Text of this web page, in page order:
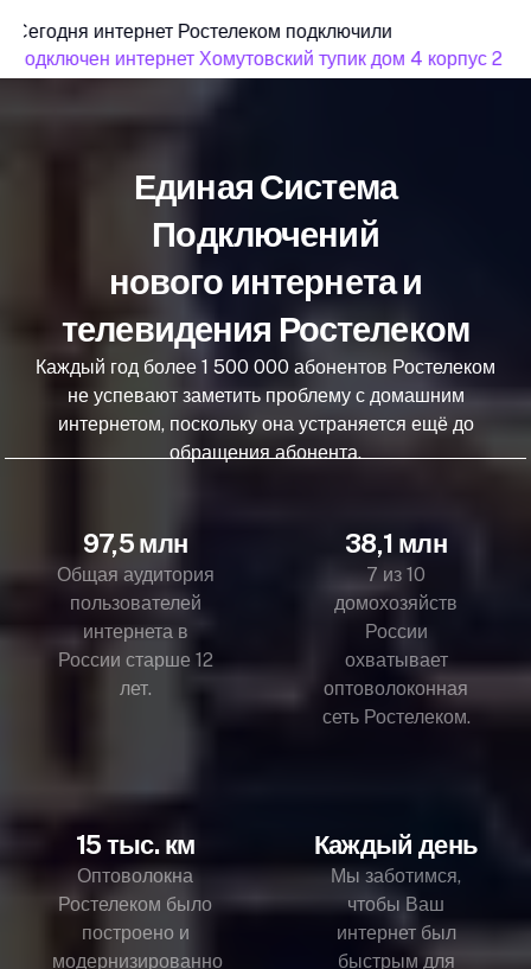
Сегодня интернет Ростелеком подключили
подключен интернет Хомутовский тупик дом 4 корпус 2
Единая Система
Подключений
нового интернета и
телевидения Ростелеком
Каждый год более 1 500 000 абонентов Ростелеком
не успевают заметить проблему с домашним
интернетом, поскольку она устраняется ещё до
обращения абонента.
97,5 млн
Общая аудитория
пользователей
интернета в
России старше 12
лет.
38,1 млн
7 из 10
домохозяйств
России
охватывает
оптоволоконная
сеть Ростелеком.
15 тыс. км
Оптоволокна
Ростелеком было
построено и
модернизированно
Каждый день
Мы заботимся,
чтобы Ваш
интернет был
быстрым для